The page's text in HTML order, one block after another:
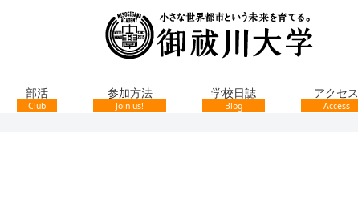
部活
Club
参加方法
Join us!
学校日誌
Blog
アクセス
Access